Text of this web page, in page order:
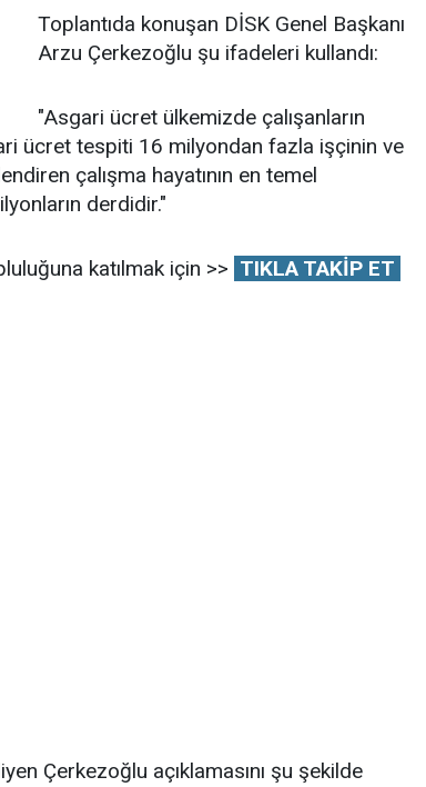
Toplantıda konuşan DİSK Genel Başkanı
Arzu Çerkezoğlu şu ifadeleri kullandı:
"Asgari ücret ülkemizde çalışanların
ücret tespiti 16 milyondan fazla işçinin ve
çalışma hayatının en temel
derdidir."
katılmak için >> TIKLA TAKİP ET
Çerkezoğlu açıklamasını şu şekilde